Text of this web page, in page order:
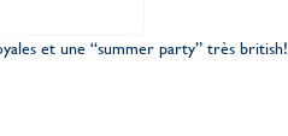
et une “summer party” très british!